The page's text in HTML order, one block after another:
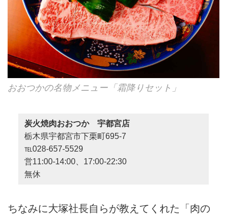
おおつかの名物メニュー「霜降りセット」
炭火焼肉おおつか 宇都宮店
栃木県宇都宮市下栗町695-7
℡028-657-5529
営11:00-14:00、17:00-22:30
無休
ちなみに大塚社長自らが教えてくれた「肉の